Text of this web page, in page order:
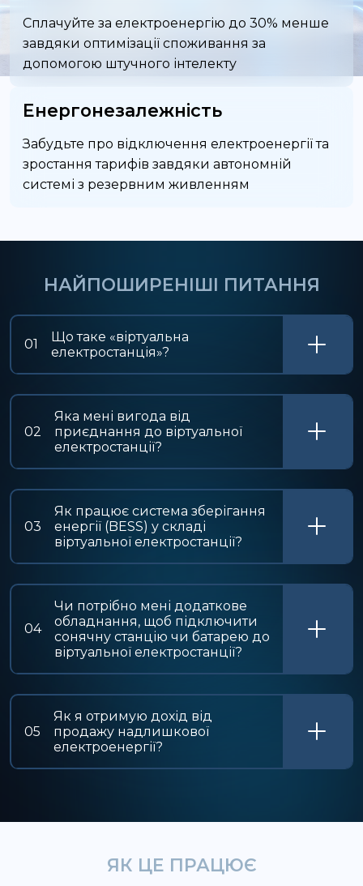
Сплачуйте за електроенергію до 30% менше
завдяки оптимізації споживання за
допомогою штучного інтелекту
Енергонезалежність
Забудьте про відключення електроенергії та
зростання тарифів завдяки автономній
системі з резервним живленням
НАЙПОШИРЕНІШІ ПИТАННЯ
01
Що таке «віртуальна
електростанція»?
02
Яка мені вигода від
приєднання до віртуальної
електростанції?
03
Як працює система зберігання
енергії (BESS) у складі
віртуальної електростанції?
04
Чи потрібно мені додаткове
обладнання, щоб підключити
сонячну станцію чи батарею до
віртуальної електростанції?
05
Як я отримую дохід від
продажу надлишкової
електроенергії?
ЯК ЦЕ ПРАЦЮЄ